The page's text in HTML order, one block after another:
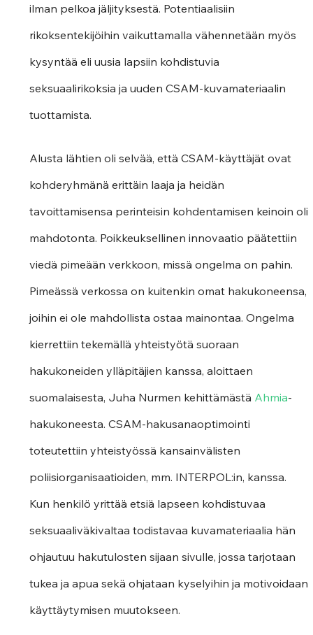
ilman pelkoa jäljityksestä. Potentiaalisiin
rikoksentekijöihin vaikuttamalla vähennetään myös
kysyntää eli uusia lapsiin kohdistuvia
seksuaalirikoksia ja uuden CSAM-kuvamateriaalin
tuottamista.
Alusta lähtien oli selvää, että CSAM-käyttäjät ovat
kohderyhmänä erittäin laaja ja heidän
tavoittamisensa perinteisin kohdentamisen keinoin oli
mahdotonta. Poikkeuksellinen innovaatio päätettiin
viedä pimeään verkkoon, missä ongelma on pahin.
Pimeässä verkossa on kuitenkin omat hakukoneensa,
joihin ei ole mahdollista ostaa mainontaa. Ongelma
kierrettiin tekemällä yhteistyötä suoraan
hakukoneiden ylläpitäjien kanssa, aloittaen
suomalaisesta, Juha Nurmen kehittämästä Ahmia-
hakukoneesta. CSAM-hakusanaoptimointi
toteutettiin yhteistyössä kansainvälisten
poliisiorganisaatioiden, mm. INTERPOL:in, kanssa.
Kun henkilö yrittää etsiä lapseen kohdistuvaa
seksuaaliväkivaltaa todistavaa kuvamateriaalia hän
ohjautuu hakutulosten sijaan sivulle, jossa tarjotaan
tukea ja apua sekä ohjataan kyselyihin ja motivoidaan
käyttäytymisen muutokseen.